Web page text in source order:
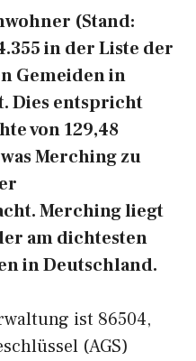
(Stand:
in der Liste der
Gemeiden in
Dies entspricht
von 129,48
Merching zu
Merching liegt
am dichtesten
in Deutschland.
ist 86504,
(AGS)